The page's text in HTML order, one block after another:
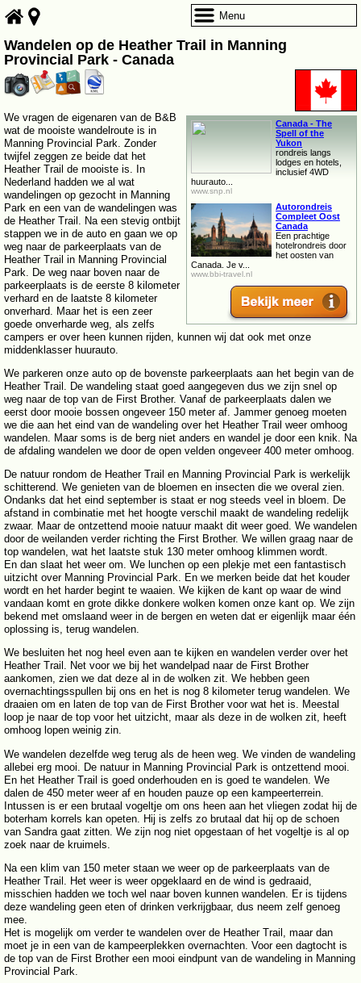
Wandelen op de Heather Trail in Manning
Provincial Park - Canada
Canada - The
Spell of the
Yukon
rondreis langs
lodges en hotels,
inclusief 4WD
huurauto...
www.snp.nl
Autorondreis
Compleet Oost
Canada
Een prachtige
hotelrondreis door
het oosten van
Canada. Je v...
www.bbi-travel.nl
We vragen de eigenaren van de B&B
wat de mooiste wandelroute is in
Manning Provincial Park. Zonder
twijfel zeggen ze beide dat het
Heather Trail de mooiste is. In
Nederland hadden we al wat
wandelingen op gezocht in Manning
Park en een van de wandelingen was
de Heather Trail. Na een stevig ontbijt
stappen we in de auto en gaan we op
weg naar de parkeerplaats van de
Heather Trail in Manning Provincial
Park. De weg naar boven naar de
parkeerplaats is de eerste 8 kilometer
verhard en de laatste 8 kilometer
onverhard. Maar het is een zeer
goede onverharde weg, als zelfs
campers er over heen kunnen rijden, kunnen wij dat ook met onze
middenklasser huurauto.
We parkeren onze auto op de bovenste parkeerplaats aan het begin van de
Heather Trail. De wandeling staat goed aangegeven dus we zijn snel op
weg naar de top van de First Brother. Vanaf de parkeerplaats dalen we
eerst door mooie bossen ongeveer 150 meter af. Jammer genoeg moeten
we die aan het eind van de wandeling over het Heather Trail weer omhoog
wandelen. Maar soms is de berg niet anders en wandel je door een knik. Na
de afdaling wandelen we door de open velden ongeveer 400 meter omhoog.
De natuur rondom de Heather Trail en Manning Provincial Park is werkelijk
schitterend. We genieten van de bloemen en insecten die we overal zien.
Ondanks dat het eind september is staat er nog steeds veel in bloem. De
afstand in combinatie met het hoogte verschil maakt de wandeling redelijk
zwaar. Maar de ontzettend mooie natuur maakt dit weer goed. We wandelen
door de weilanden verder richting the First Brother. We willen graag naar de
top wandelen, wat het laatste stuk 130 meter omhoog klimmen wordt.
En dan slaat het weer om. We lunchen op een plekje met een fantastisch
uitzicht over Manning Provincial Park. En we merken beide dat het kouder
wordt en het harder begint te waaien. We kijken de kant op waar de wind
vandaan komt en grote dikke donkere wolken komen onze kant op. We zijn
bekend met omslaand weer in de bergen en weten dat er eigenlijk maar één
oplossing is, terug wandelen.
We besluiten het nog heel even aan te kijken en wandelen verder over het
Heather Trail. Net voor we bij het wandelpad naar de First Brother
aankomen, zien we dat deze al in de wolken zit. We hebben geen
overnachtingsspullen bij ons en het is nog 8 kilometer terug wandelen. We
draaien om en laten de top van de First Brother voor wat het is. Meestal
loop je naar de top voor het uitzicht, maar als deze in de wolken zit, heeft
omhoog lopen weinig zin.
We wandelen dezelfde weg terug als de heen weg. We vinden de wandeling
allebei erg mooi. De natuur in Manning Provincial Park is ontzettend mooi.
En het Heather Trail is goed onderhouden en is goed te wandelen. We
dalen de 450 meter weer af en houden pauze op een kampeerterrein.
Intussen is er een brutaal vogeltje om ons heen aan het vliegen zodat hij de
boterham korrels kan opeten. Hij is zelfs zo brutaal dat hij op de schoen
van Sandra gaat zitten. We zijn nog niet opgestaan of het vogeltje is al op
zoek naar de kruimels.
Na een klim van 150 meter staan we weer op de parkeerplaats van de
Heather Trail. Het weer is weer opgeklaard en de wind is gedraaid,
misschien hadden we toch wel naar boven kunnen wandelen. Er is tijdens
deze wandeling geen eten of drinken verkrijgbaar, dus neem zelf genoeg
mee.
Het is mogelijk om verder te wandelen over de Heather Trail, maar dan
moet je in een van de kampeerplekken overnachten. Voor een dagtocht is
de top van de First Brother een mooi eindpunt van de wandeling in Manning
Provincial Park.
Menu